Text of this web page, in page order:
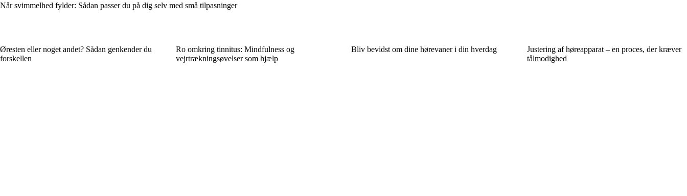
Når svimmelhed fylder: Sådan passer du på dig selv med små tilpasninger
Øresten eller noget andet? Sådan genkender du
forskellen
Ro omkring tinnitus: Mindfulness og
vejrtrækningsøvelser som hjælp
Bliv bevidst om dine hørevaner i din hverdag
Justering af høreapparat – en proces, der kræver
tålmodighed